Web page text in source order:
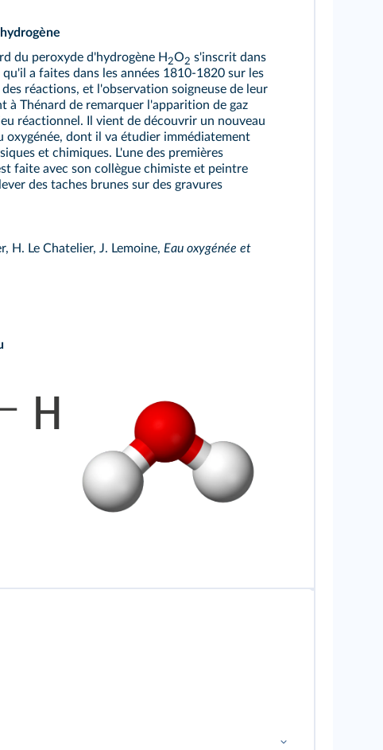
du peroxyde d'hydrogène H2O2 s'inscrit dans
qu'il a faites dans les années 1810-1820 sur les
des réactions, et l'observation soigneuse de leur
à Thénard de remarquer l'apparition de gaz
réactionnel. Il vient de découvrir un nouveau
oxygénée, dont il va étudier immédiatement
et chimiques. L'une des premières
faite avec son collègue chimiste et peintre
des taches brunes sur des gravures
H. Le Chatelier, J. Lemoine, Eau oxygénée et